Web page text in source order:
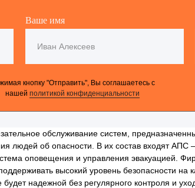
Ваше имя
кнопку "Отправить", Вы соглашаетесь с
нашей политикой конфиденциальности
обслуживание систем,
людей об опасности. В их состав входят АПС
оповещения и управления эвакуацией.
высокий уровень безопасности на
надежной без регулярного контроля и